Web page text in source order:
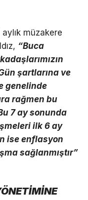
müzakere
“Buca
şartlarına ve
genelinde
rağmen bu
7 ay sonunda
ilk 6 ay
ise enflasyon
sağlanmıştır”